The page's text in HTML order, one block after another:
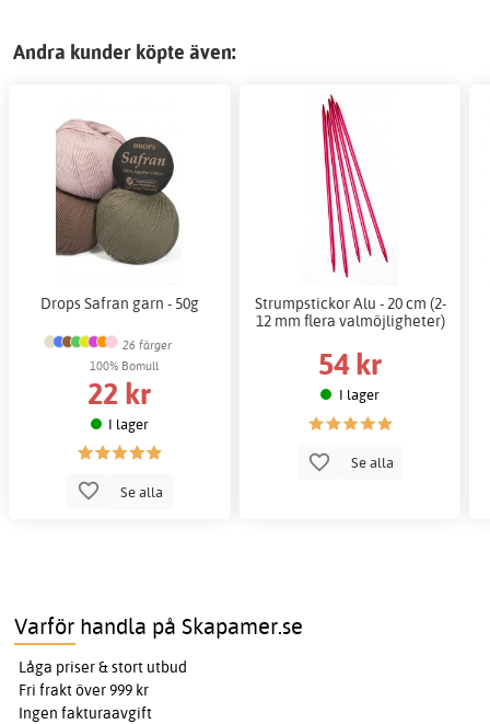
Andra kunder köpte även:
Drops Safran garn - 50g
26 färger
100% Bomull
22 kr
I lager
Se alla
Strumpstickor Alu - 20 cm (2-
12 mm flera valmöjligheter)
54 kr
I lager
Se alla
Varför handla på Skapamer.se
Låga priser & stort utbud
Fri frakt över 999 kr
Ingen fakturaavgift